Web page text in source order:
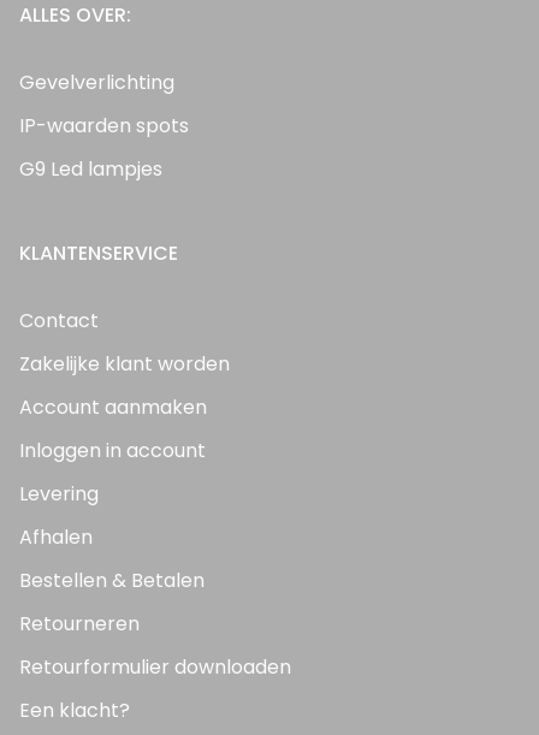
ALLES OVER:
Gevelverlichting
IP-waarden spots
G9 Led lampjes
KLANTENSERVICE
Contact
Zakelijke klant worden
Account aanmaken
Inloggen in account
Levering
Afhalen
Bestellen & Betalen
Retourneren
Retourformulier downloaden
Een klacht?